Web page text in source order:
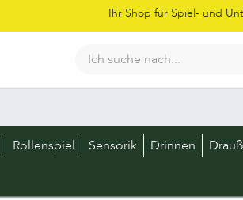
Ihr Shop für Spiel- und
Rollenspiel Sensorik Drinnen